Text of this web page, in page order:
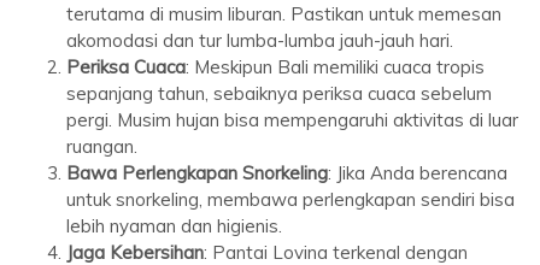
terutama di musim liburan. Pastikan untuk memesan
akomodasi dan tur lumba-lumba jauh-jauh hari.
Periksa Cuaca: Meskipun Bali memiliki cuaca tropis
sepanjang tahun, sebaiknya periksa cuaca sebelum
pergi. Musim hujan bisa mempengaruhi aktivitas di luar
ruangan.
Bawa Perlengkapan Snorkeling: Jika Anda berencana
untuk snorkeling, membawa perlengkapan sendiri bisa
lebih nyaman dan higienis.
Jaga Kebersihan: Pantai Lovina terkenal dengan